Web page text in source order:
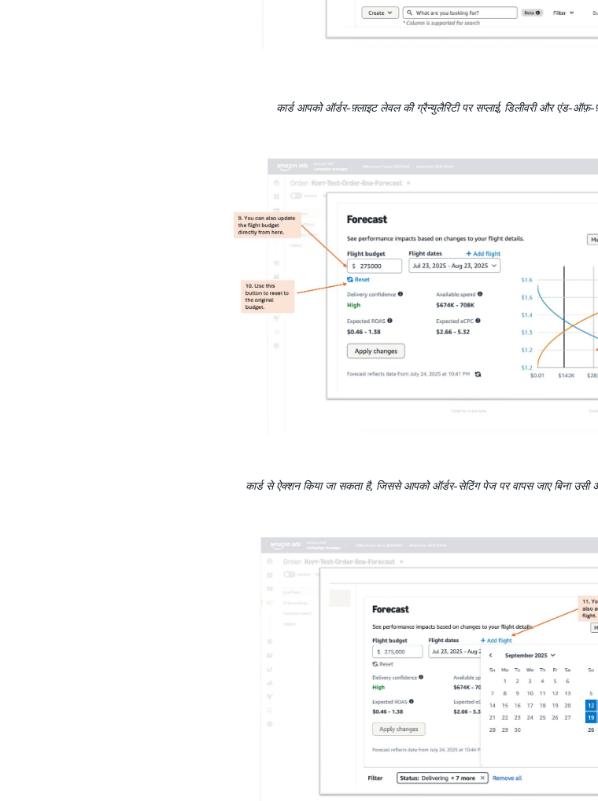
कार्ड आपको ऑर्डर-फ़्लाइट लेवल की ग्रैन्युलैरिटी पर सप्लाई, डिलीवरी और एंड-ऑफ़-
कार्ड से ऐक्शन किया जा सकता है, जिससे आपको ऑर्डर-सेटिंग पेज पर वापस जाए बिना